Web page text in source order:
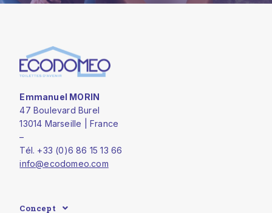
Emmanuel MORIN
47 Boulevard Burel
13014 Marseille | France
–
Tél. +33 (0)6 86 15 13 66
info@ecodomeo.com
Concept